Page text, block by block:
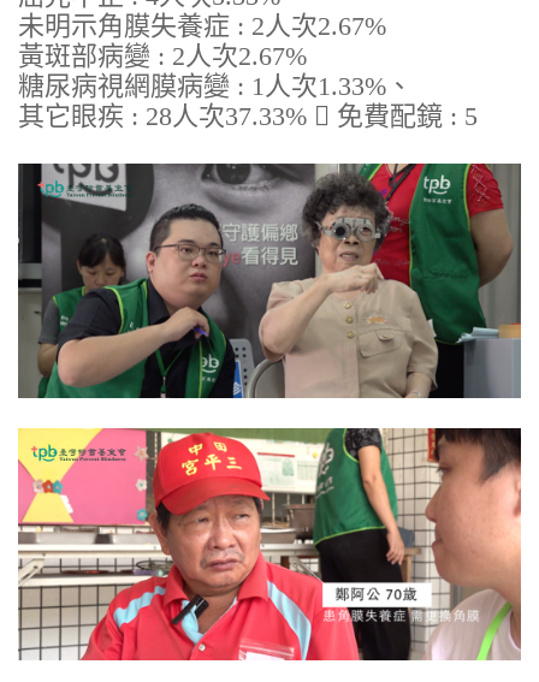
未明示角膜失養症 : 2人次2.67%
黃斑部病變 : 2人次2.67%
糖尿病視網膜病變 : 1人次1.33%、
其它眼疾 : 28人次37.33%  免費配鏡 : 5